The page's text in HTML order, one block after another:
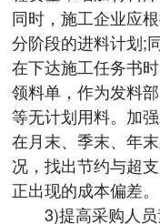
同时，施工企业应
分阶段的进料计划;
在下达施工任务书
领料单，作为发料
等无计划用料。加
在月末、季末、年
况，找出节约与超
正出现的成本偏差。
3)提高采购人员